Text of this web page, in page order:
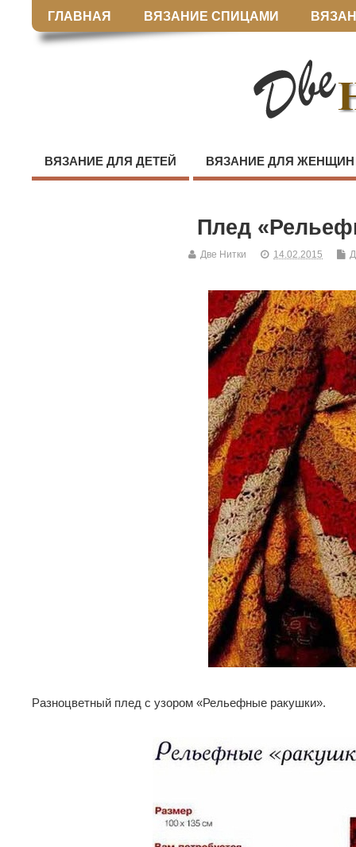
ГЛАВНАЯ ВЯЗАНИЕ СПИЦАМИ
ВЯЗАНИЕ ДЛЯ ДЕТЕЙ ВЯЗАНИЕ ДЛЯ ЖЕНЩИН
Плед
Две Нитки 14.02.2015
Разноцветный плед с узором «Рельефные ракушки».